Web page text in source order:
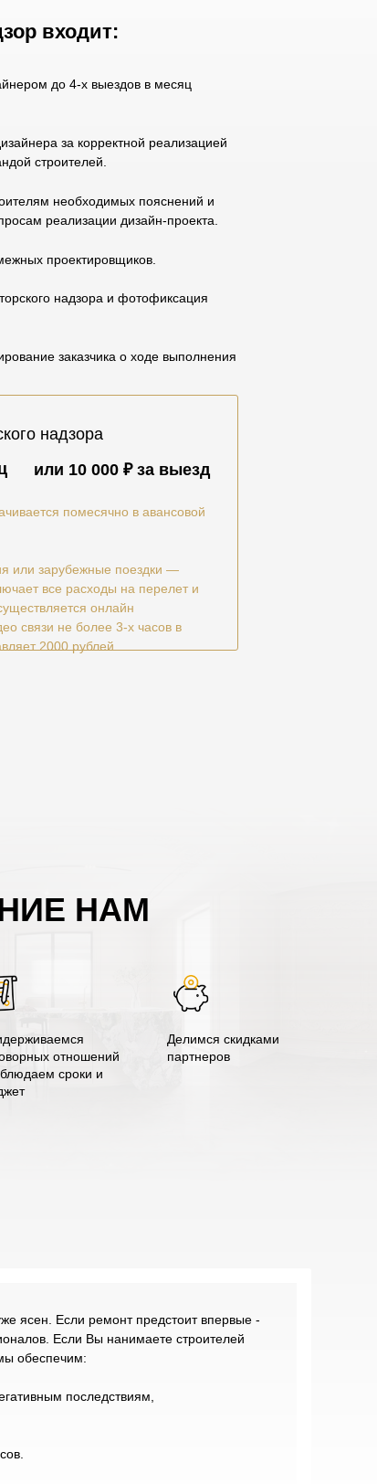
входит:
до 4-х выездов в месяц
за корректной реализацией
строителей.
необходимых пояснений и
реализации дизайн-проекта.
проектировщиков.
надзора и фотофиксация
заказчика о ходе выполнения
надзора
помесячно в авансовой
или зарубежные поездки —
все расходы на перелет и
онлайн
связи не более 3-х часов в
2000 рублей
или 10 000 ₽ за выезд
НАМ
отношений
сроки и
Делимся скидками
партнеров
ясен. Если ремонт предстоит впервые -
Если Вы нанимаете строителей
обеспечим:
последствиям,